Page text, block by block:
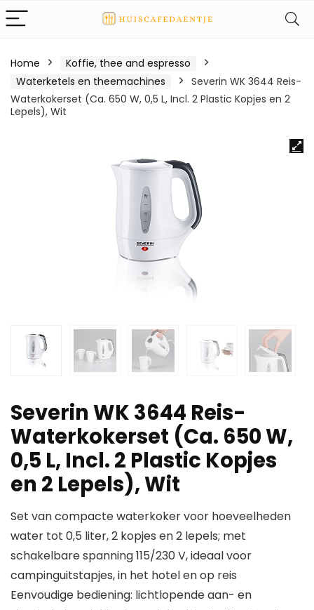
Home
Koffie, thee and espresso
Waterketels en theemachines
Severin WK 3644 Reis-
Waterkokerset (Ca. 650 W, 0,5 L, Incl. 2 Plastic Kopjes en 2
Lepels), Wit
Severin WK 3644 Reis-
Waterkokerset (Ca. 650 W,
0,5 L, Incl. 2 Plastic Kopjes
en 2 Lepels), Wit
Set van compacte waterkoker voor hoeveelheden
water tot 0,5 liter, 2 kopjes en 2 lepels; met
schakelbare spanning 115/230 V, ideaal voor
campinguitstapjes, in het hotel en op reis
Eenvoudige bediening: lichtlopende aan- en